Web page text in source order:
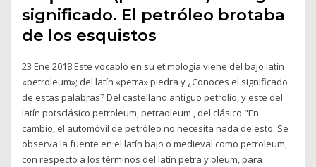
significado. El petróleo brotaba
de los esquistos
23 Ene 2018 Este vocablo en su etimología viene del bajo latín
«petroleum»; del latín «petra» piedra y ¿Conoces el significado
de estas palabras? Del castellano antiguo petrolio, y este del
latín potsclásico petroleum, petraoleum , del clásico "En
cambio, el automóvil de petróleo no necesita nada de esto. Se
observa la fuente en el latín bajo o medieval como petroleum,
con respecto a los términos del latín petra y oleum, para